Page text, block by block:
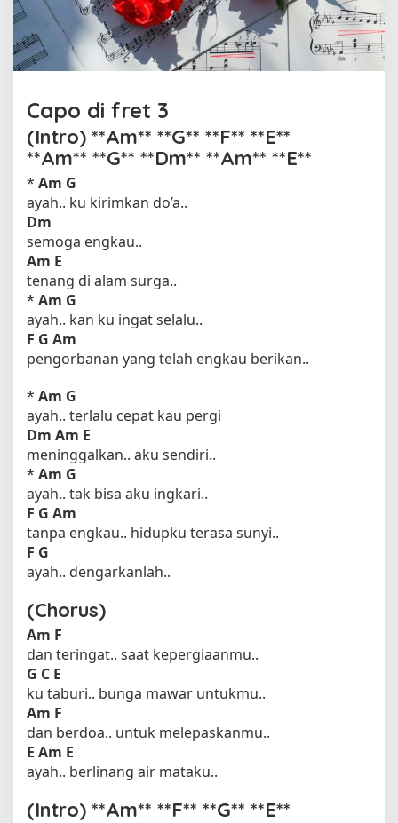
N
e
i
s
Capo di fret 3
(Intro) **Am** **G** **F** **E**
**Am** **G** **Dm** **Am** **E**
* Am G
ayah.. ku kirimkan do’a..
Dm
semoga engkau..
Am E
tenang di alam surga..
* Am G
ayah.. kan ku ingat selalu..
F G Am
pengorbanan yang telah engkau berikan..
* Am G
ayah.. terlalu cepat kau pergi
Dm Am E
meninggalkan.. aku sendiri..
* Am G
ayah.. tak bisa aku ingkari..
F G Am
tanpa engkau.. hidupku terasa sunyi..
F G
ayah.. dengarkanlah..
(Chorus)
Am F
dan teringat.. saat kepergiaanmu..
G C E
ku taburi.. bunga mawar untukmu..
Am F
dan berdoa.. untuk melepaskanmu..
E Am E
ayah.. berlinang air mataku..
(Intro) **Am** **F** **G** **E**